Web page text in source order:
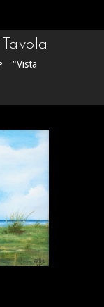
“Vista